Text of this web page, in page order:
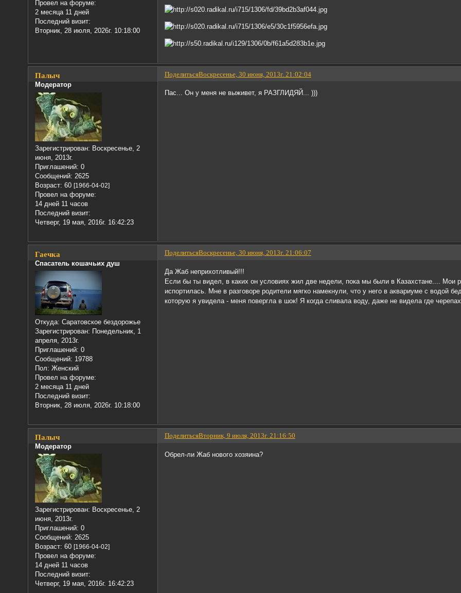
Провел на форуме:
2 месяца 11 дней
Последний визит:
Вторник, 28 июля, 2026г. 10:18:00
ПоделитьсяВоскресенье, 30 июня, 2013г. 21:02:04
Палыч
Модератор
Зарегистрирован: Воскресенье, 2
июня, 2013г.
Приглашений: 0
Сообщений: 2625
Возраст: 60 [1966-04-02]
Провел на форуме:
14 дней 11 часов
Последний визит:
Четверг, 19 мая, 2016г. 16:42:23
Пас... Он у меня не выживет, я РАЗГЛИДЯЙ... )))
ПоделитьсяВоскресенье, 30 июня, 2013г. 21:06:07
Гаечка
Спасатель кошачьих душ
Откуда: Саратовское бездорожье
Зарегистрирован: Понедельник, 1
апреля, 2013г.
Приглашений: 0
Сообщений: 19788
Пол: Женский
Провел на форуме:
2 месяца 11 дней
Последний визит:
Вторник, 28 июля, 2026г. 10:18:00
Да Жаб неприхотливый!!!
Если бы ты видел, в каких он условиях жил две недели, пока мы были в Казахстане.... Мои
испортилась. Мне в разговоре родители мягко намекнули, что у него в аквариуме с водой
которую я увидела - меня повергла в шок! Я когда сливала воду, даже не видела где
ПоделитьсяВторник, 9 июля, 2013г. 21:16:50
Палыч
Модератор
Зарегистрирован: Воскресенье, 2
июня, 2013г.
Приглашений: 0
Сообщений: 2625
Возраст: 60 [1966-04-02]
Провел на форуме:
14 дней 11 часов
Последний визит:
Четверг, 19 мая, 2016г. 16:42:23
Обрел-ли Жаб нового хозяина?